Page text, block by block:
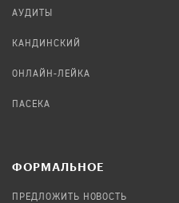
АУДИТЫ
КАНДИНСКИЙ
ОНЛАЙН-ЛЕЙКА
ПАСЕКА
ФОРМАЛЬНОЕ
ПРЕДЛОЖИТЬ НОВОСТЬ